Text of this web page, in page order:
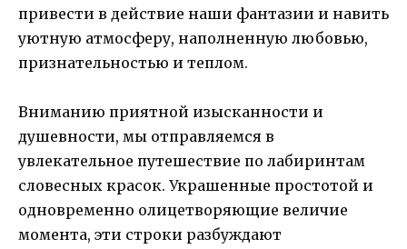
привести в действие наши фантазии и навить
уютную атмосферу, наполненную любовью,
признательностью и теплом.
Вниманию приятной изысканности и
душевности, мы отправляемся в
увлекательное путешествие по лабиринтам
словесных красок. Украшенные простотой и
одновременно олицетворяющие величие
момента, эти строки разбуждают